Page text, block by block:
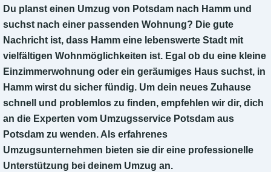
Du planst einen Umzug von Potsdam nach Hamm und
suchst nach einer passenden Wohnung? Die gute
Nachricht ist, dass Hamm eine lebenswerte Stadt mit
vielfältigen Wohnmöglichkeiten ist. Egal ob du eine kleine
Einzimmerwohnung oder ein geräumiges Haus suchst, in
Hamm wirst du sicher fündig. Um dein neues Zuhause
schnell und problemlos zu finden, empfehlen wir dir, dich
an die Experten vom Umzugsservice Potsdam aus
Potsdam zu wenden. Als erfahrenes
Umzugsunternehmen bieten sie dir eine professionelle
Unterstützung bei deinem Umzug an.